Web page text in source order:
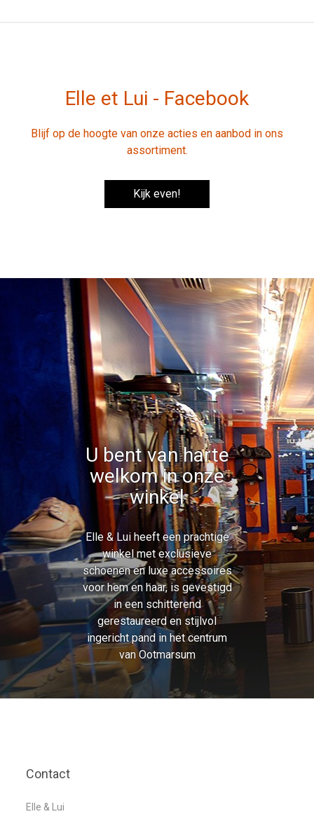
Elle et Lui - Facebook
Blijf op de hoogte van onze acties en aanbod in ons
assortiment.
Kijk even!
U bent van harte
welkom in onze
winkel
Elle & Lui heeft een prachtige
winkel met exclusieve
schoenen en luxe accessoires
voor hem en haar, is gevestigd
in een schitterend
gerestaureerd en stijlvol
ingericht pand in het centrum
van Ootmarsum
Contact
Elle & Lui